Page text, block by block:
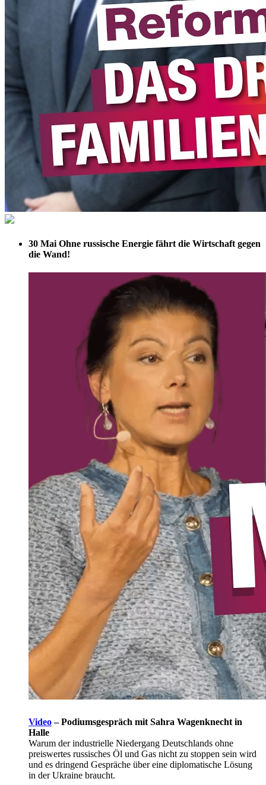
30 Mai Ohne russische Energie fährt die Wirtschaft gegen
die Wand!
Video– Podiumsgespräch mit Sahra Wagenknecht in
Halle
Warum der industrielle Niedergang Deutschlands ohne
preiswertes russisches Öl und Gas nicht zu stoppen sein wird
und es dringend Gespräche über eine diplomatische Lösung
in der Ukraine braucht.